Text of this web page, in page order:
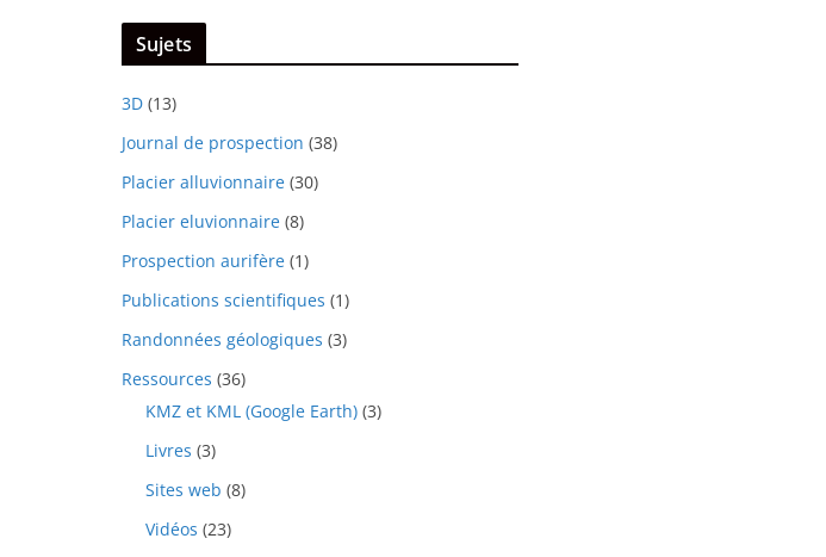
Sujets
3D (13)
Journal de prospection (38)
Placier alluvionnaire (30)
Placier eluvionnaire (8)
Prospection aurifère (1)
Publications scientifiques (1)
Randonnées géologiques (3)
Ressources (36)
KMZ et KML (Google Earth) (3)
Livres (3)
Sites web (8)
Vidéos (23)